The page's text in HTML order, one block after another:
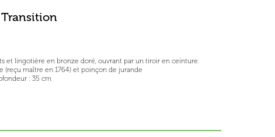
et lingotière en bronze doré, ouvrant par un tiroir en ceinture.
(reçu maître en 1764) et poinçon de jurande
: 35 cm